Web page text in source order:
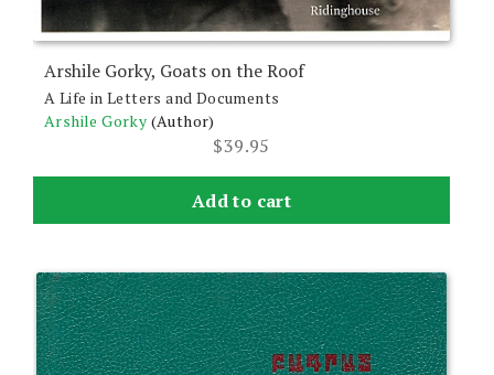
Arshile Gorky, Goats on the Roof
A Life in Letters and Documents
Arshile Gorky (Author)
$39.95
Add to cart